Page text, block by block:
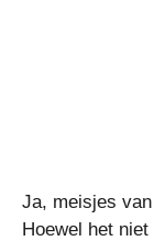
Ja, meisjes
Hoewel het